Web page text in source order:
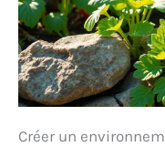
Créer un